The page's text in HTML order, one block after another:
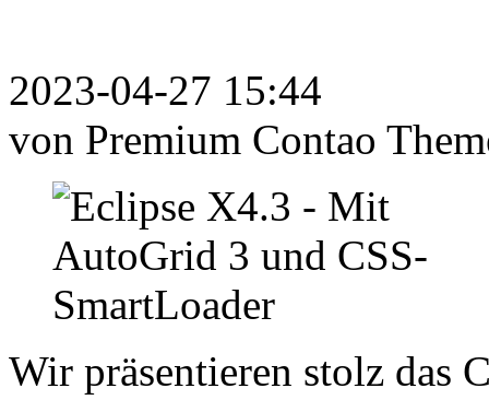
2023-04-27 15:44
von Premium Contao
Wir präsentieren stolz das